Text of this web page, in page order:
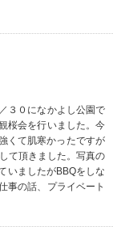
３０になかよし公園で
桜会を行いました。今
くて肌寒かったですが
て頂きました。写真の
いましたがBBQをしな
事の話、プライベート